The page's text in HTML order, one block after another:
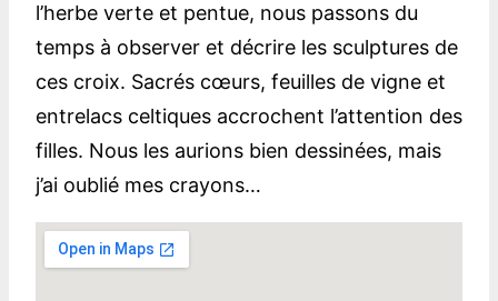
l’herbe verte et pentue, nous passons du
temps à observer et décrire les sculptures de
ces croix. Sacrés cœurs, feuilles de vigne et
entrelacs celtiques accrochent l’attention des
filles. Nous les aurions bien dessinées, mais
j’ai oublié mes crayons…